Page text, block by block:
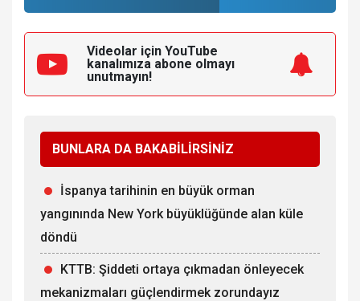
Videolar için YouTube
kanalımıza abone olmayı
unutmayın!
BUNLARA DA BAKABİLİRSİNİZ
İspanya tarihinin en büyük orman
yangınında New York büyüklüğünde alan küle
döndü
KTTB: Şiddeti ortaya çıkmadan önleyecek
mekanizmaları güçlendirmek zorundayız